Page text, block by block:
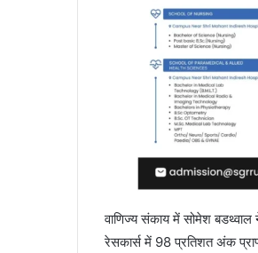
वाणिज्य संकाय में सोमेश बडथ्वाल
रेसकार्स में 98 प्रतिशत अंक